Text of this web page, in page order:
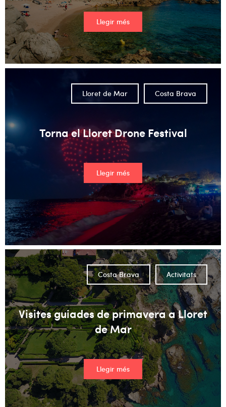
Llegir més
Torna el Lloret Drone Festival
Llegir més
Costa Brava
Lloret de Mar
Visites guiades de primavera a Lloret
de Mar
Llegir més
Activitats
Costa Brava